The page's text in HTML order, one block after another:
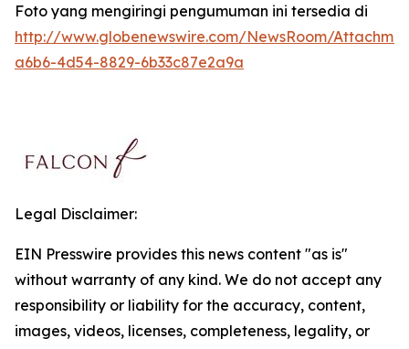
Foto yang mengiringi pengumuman ini tersedia di
http://www.globenewswire.com/NewsRoom/
a6b6-4d54-8829-6b33c87e2a9a
Legal Disclaimer:
EIN Presswire provides this news content "as is"
without warranty of any kind. We do not accept any
responsibility or liability for the accuracy, content,
images, videos, licenses, completeness, legality, or